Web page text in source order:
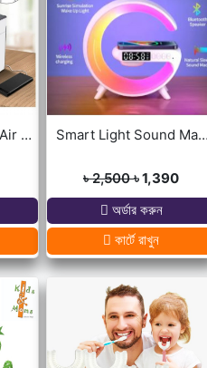
Portable Mini USB Air Cooler with 7 Colors LED lights for Office/Home Smart Light Sound Machine G Shape
৳ 2,500৳ 1,390
অর্ডার করুন
কার্টে রাখুন